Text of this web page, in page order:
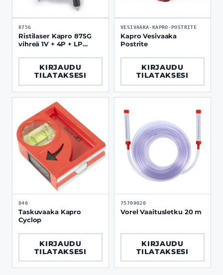
875G
Ristilaser Kapro 875G
vihreä 1V + 4P + LP
KIRJAUDU
TILATAKSESI
VESIVAAKA-KAPRO-POSTRITE
Kapro Vesivaaka
Postrite
KIRJAUDU
TILATAKSESI
846
Taskuvaaka Kapro
Cyclop
KIRJAUDU
TILATAKSESI
75709020
Vorel Vaaitusletku 20 m
KIRJAUDU
TILATAKSESI